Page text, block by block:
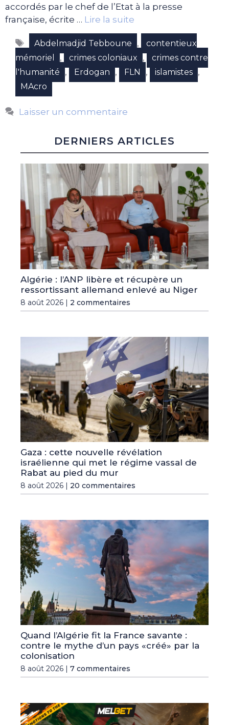
accordés par le chef de l’Etat à la presse
française, écrite … Lire la suite
Étiquettes
Abdelmadjid Tebboune ,
contentieux
mémoriel
, crimes coloniaux ,
crimes contre
l'humanité
, Erdogan , FLN , islamistes ,
MAcro
Laisser un commentaire
DERNIERS ARTICLES
Algérie : l’ANP libère et récupère un
ressortissant allemand enlevé au Niger
8 août 2026 | 2 commentaires
Gaza : cette nouvelle révélation
israélienne qui met le régime vassal de
Rabat au pied du mur
8 août 2026 | 20 commentaires
Quand l’Algérie fit la France savante :
contre le mythe d’un pays «créé» par la
colonisation
8 août 2026 | 7 commentaires